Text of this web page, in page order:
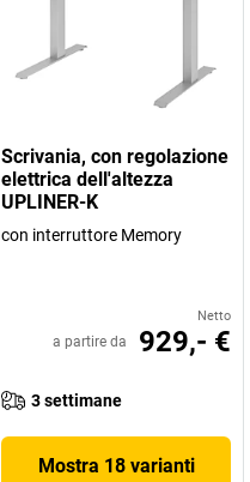
Scrivania, con regolazione
elettrica dell'altezza
UPLINER-K
con interruttore Memory
Netto
a partire da 929,- €
3 settimane
Mostra 18 varianti